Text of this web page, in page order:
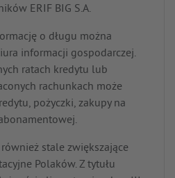
ERIF BIG S.A.
o długu można
informacji gospodarczej.
ratach kredytu lub
rachunkach może
pożyczki, zakupy na
stale zwiększające
Polaków. Z tytułu